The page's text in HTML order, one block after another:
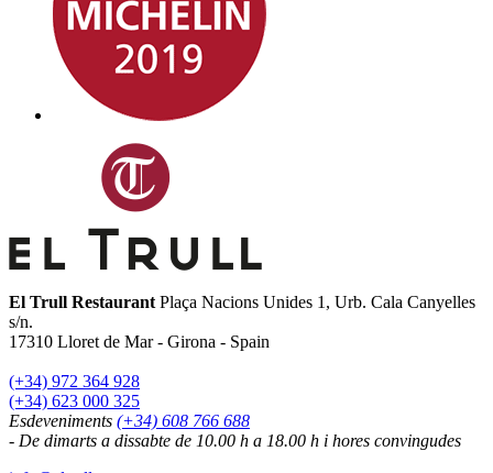
El Trull Restaurant Plaça Nacions Unides 1, Urb. Cala Canyelles
s/n.
17310 Lloret de Mar- Girona - Spain
(+34) 972 364 928
(+34) 623 000 325
Esdeveniments (+34) 608 766 688
- De dimarts a dissabte de 10.00 h a 18.00 h i hores convingudes